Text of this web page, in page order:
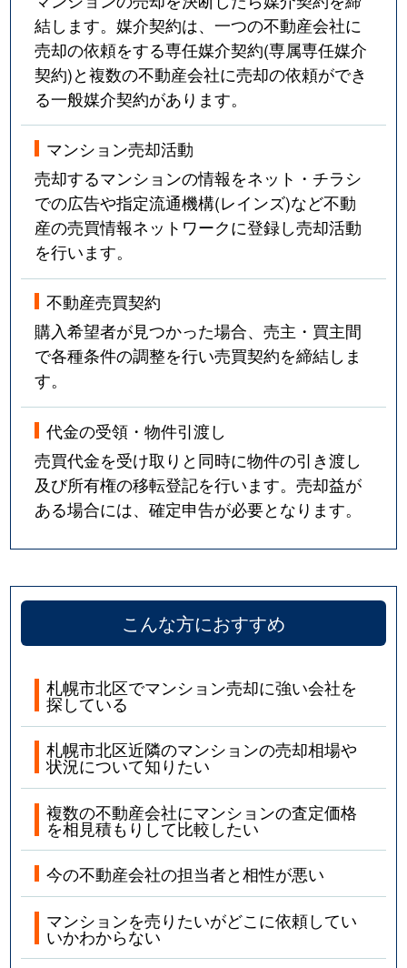
結します。媒介契約は、一つの不動産会社に
売却の依頼をする専任媒介契約(専属専任媒介
契約)と複数の不動産会社に売却の依頼ができ
る一般媒介契約があります。
マンション売却活動
売却するマンションの情報をネット・チラシ
での広告や指定流通機構(レインズ)など不動
産の売買情報ネットワークに登録し売却活動
を行います。
不動産売買契約
購入希望者が見つかった場合、売主・買主間
で各種条件の調整を行い売買契約を締結しま
す。
代金の受領・物件引渡し
売買代金を受け取りと同時に物件の引き渡し
及び所有権の移転登記を行います。売却益が
ある場合には、確定申告が必要となります。
こんな方におすすめ
札幌市北区でマンション売却に強い会社を
探している
札幌市北区近隣のマンションの売却相場や
状況について知りたい
複数の不動産会社にマンションの査定価格
を相見積もりして比較したい
今の不動産会社の担当者と相性が悪い
マンションを売りたいがどこに依頼してい
いかわからない